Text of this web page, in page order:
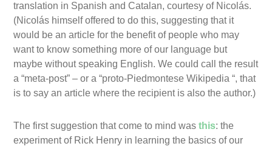
translation in Spanish and Catalan, courtesy of Nicolás.
(Nicolás himself offered to do this, suggesting that it
would be an article for the benefit of people who may
want to know something more of our language but
maybe without speaking English. We could call the result
a “meta-post” – or a “proto-Piedmontese Wikipedia “, that
is to say an article where the recipient is also the author.)
The first suggestion that come to mind wasthis: the
experiment of Rick Henry in learning the basics of our